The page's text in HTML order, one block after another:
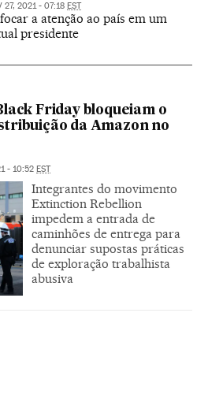
27, 2021 - 07:18 EST
a atenção ao país em um
presidente
Friday bloqueiam o
da Amazon no
- 10:52 EST
Integrantes do movimento
Extinction Rebellion
impedem a entrada de
caminhões de entrega para
denunciar supostas práticas
de exploração trabalhista
abusiva